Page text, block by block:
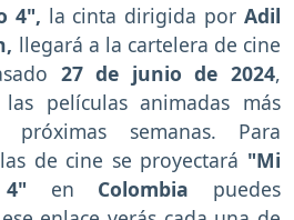
4", la cinta dirigida por Adil
llegará a la cartelera de cine
27 de junio de 2024,
películas animadas más
semanas. Para
de cine se proyectará "Mi
en Colombia puedes